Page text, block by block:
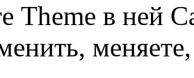
Theme в ней